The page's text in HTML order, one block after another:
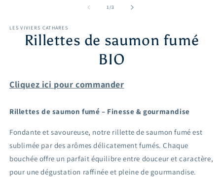
1/de
3
LES VIVIERS CATHARES
Rillettes de saumon fumé
BIO
Cliquez ici pour commander
Rillettes de saumon fumé – Finesse & gourmandise
Fondante et savoureuse, notre rillette de saumon fumé est
sublimée par des arômes délicatement fumés. Chaque
bouchée offre un parfait équilibre entre douceur et caractère,
pour une dégustation raffinée et pleine de gourmandise.